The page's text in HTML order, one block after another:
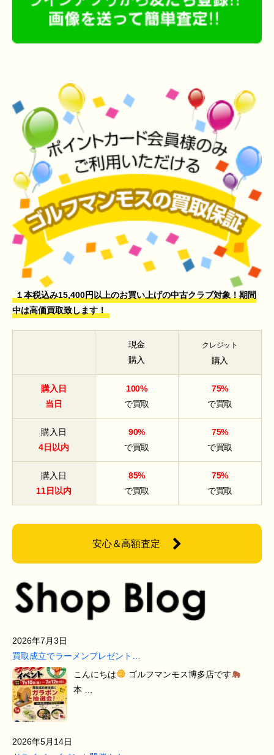
１本税込み15,400円以上のお買い上げの中古クラブ対象！期間
中は高価買取致します！
現金
購入
クレジット
購入
購入日
当日
100%
で買取
75%
で買取
購入日
4日以内
90%
で買取
75%
で買取
購入日
11日以内
85%
で買取
75%
で買取
安心＆高額査定
2026年7月3日
買取成立でラーメンプレゼント…
こんにちは
ゴルフマンモス博多店です
本 …
2026年5月14日